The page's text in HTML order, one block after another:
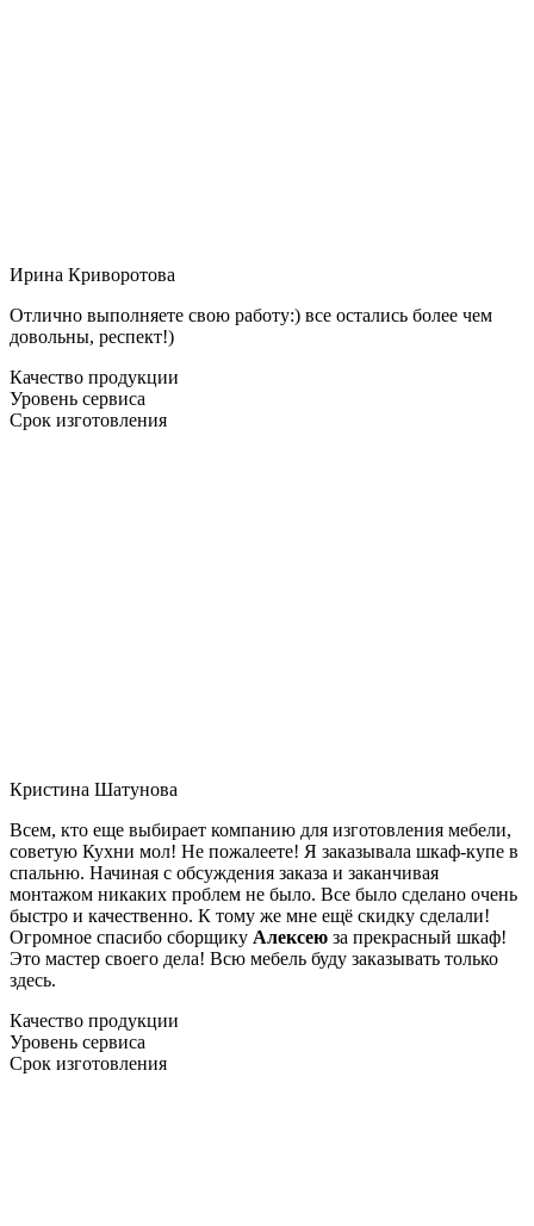
Ирина Криворотова
Отлично выполняете свою работу:) все остались более чем
довольны, респект!)
Качество продукции
Уровень сервиса
Срок изготовления
Кристина Шатунова
Всем, кто еще выбирает компанию для изготовления мебели,
советую Кухни мол! Не пожалеете! Я заказывала шкаф-купе в
спальню. Начиная с обсуждения заказа и заканчивая
монтажом никаких проблем не было. Все было сделано очень
быстро и качественно. К тому же мне ещё скидку сделали!
Огромное спасибо сборщику Алексею за прекрасный шкаф!
Это мастер своего дела! Всю мебель буду заказывать только
здесь.
Качество продукции
Уровень сервиса
Срок изготовления